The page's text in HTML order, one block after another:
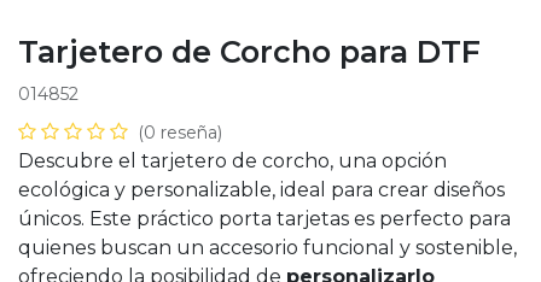
Tarjetero de Corcho para DTF
014852
(0 reseña)
Descubre el tarjetero de corcho, una opción
ecológica y personalizable, ideal para crear diseños
únicos. Este práctico porta tarjetas es perfecto para
quienes buscan un accesorio funcional y sostenible,
ofreciendo la posibilidad de personalizarlo